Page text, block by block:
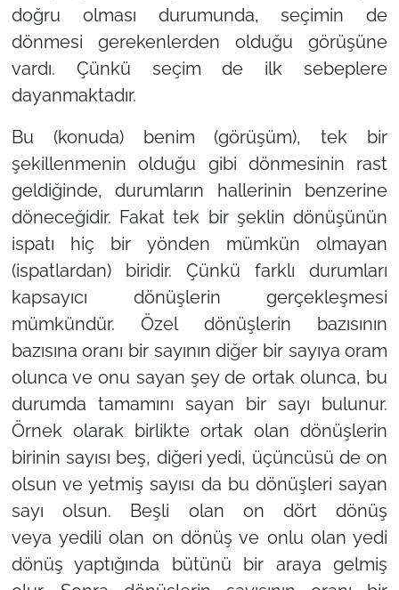
doğru olması durumunda, seçimin de
dönmesi gerekenlerden olduğu görüşüne
vardı. Çünkü seçim de ilk sebeplere
dayanmaktadır.
Bu (konuda) benim (görüşüm), tek bir
şekillenmenin olduğu gibi dönmesinin rast
geldiğinde, durumların hallerinin benzerine
döneceğidir. Fakat tek bir şeklin dönüşünün
ispatı hiç bir yönden mümkün olmayan
(ispatlardan) biridir. Çünkü farklı durumları
kapsayıcı dönüşlerin gerçekleşmesi
mümkündür. Özel dönüşlerin bazısının
bazısına oranı bir sayının diğer bir sayıya oram
olunca ve onu sayan şey de ortak olunca, bu
durumda tamamını sayan bir sayı bulunur.
Örnek olarak birlikte ortak olan dönüşlerin
birinin sayısı beş, diğeri yedi, üçüncüsü de on
olsun ve yetmiş sayısı da bu dönüşleri sayan
sayı olsun. Beşli olan on dört dönüş
veya yedili olan on dönüş ve onlu olan yedi
dönüş yaptığında bütünü bir araya gelmiş